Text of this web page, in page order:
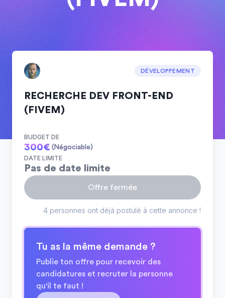
DÉVELOPPEMENT
RECHERCHE DEV FRONT-END
(FIVEM)
BUDGET DE
300€ (Négociable)
DATE LIMITE
Pas de date limite
Offre fermée
4 personnes ont déjà postulé à cette annonce !
Tu as la même demande ?
Publie ton offre pour recevoir des
candidatures et recruter la personne
qu'il te faut !